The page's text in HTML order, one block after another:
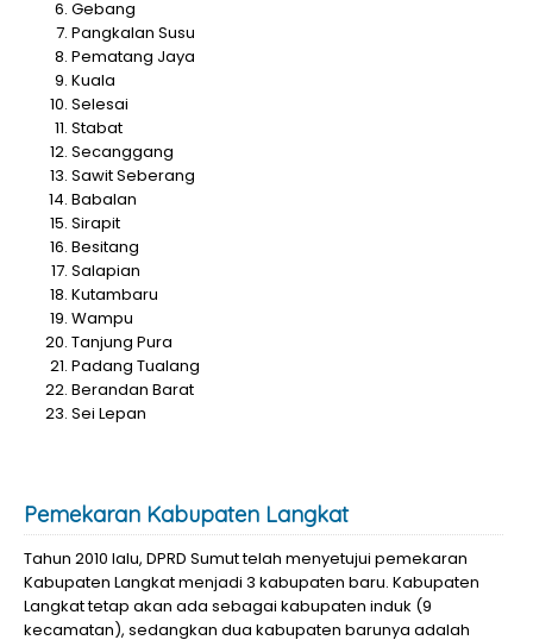
Gebang
Pangkalan Susu
Pematang Jaya
Kuala
Selesai
Stabat
Secanggang
Sawit Seberang
Babalan
Sirapit
Besitang
Salapian
Kutambaru
Wampu
Tanjung Pura
Padang Tualang
Berandan Barat
Sei Lepan
Pemekaran Kabupaten Langkat
Tahun 2010 lalu, DPRD Sumut telah menyetujui pemekaran
Kabupaten Langkat menjadi 3 kabupaten baru. Kabupaten
Langkat tetap akan ada sebagai kabupaten induk (9
kecamatan), sedangkan dua kabupaten barunya adalah